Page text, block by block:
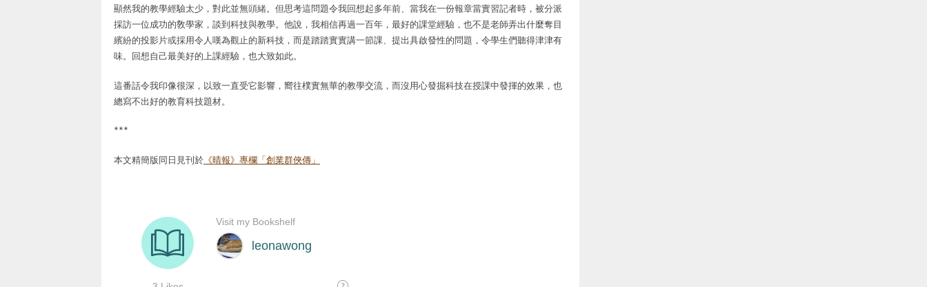
顯然我的教學經驗太少，對此並無頭緒。但思考這問題令我回想起多年前、當我在一份報章當實習記者時，被分派
採訪一位成功的敎學家，談到科技與教學。他說，我相信再過一百年，最好的課堂經驗，也不是老師弄出什麼奪目
繽紛的投影片或採用令人嘆為觀止的新科技，而是踏踏實實講一節課、提出具啟發性的問題，令學生們聽得津津有
味。回想自己最美好的上課經驗，也大致如此。
這番話令我印像很深，以致一直受它影響，嚮往樸實無華的教學交流，而沒用心發掘科技在授課中發揮的效果，也
總寫不出好的教育科技題材。
***
本文精簡版同日見刊於 《晴報》專欄「創業群俠傳」